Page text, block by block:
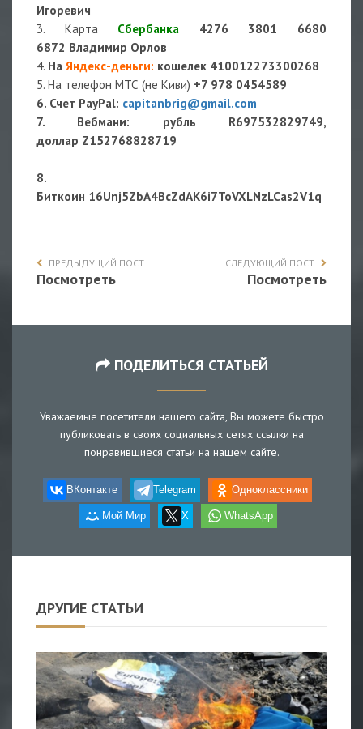
Игоревич
3. Карта Сбербанка 4276 3801 6680
6872 Владимир Орлов
4. На Яндекс-деньги: кошелек 410012273300268
5. На телефон МТС (не Киви) +7 978 0454589
6. Счет PayPal: capitanbrig@gmail.com
7. Вебмани: рубль R697532829749,
доллар Z152768828719
8.
Биткоин 16Unj5ZbA4BcZdAK6i7ToVXLNzLCas2V1q
ПРЕДЫДУЩИЙ ПОСТ
Посмотреть
СЛЕДУЮЩИЙ ПОСТ
Посмотреть
ПОДЕЛИТЬСЯ СТАТЬЕЙ
Уважаемые посетители нашего сайта, Вы можете быстро
публиковать в своих социальных сетях ссылки на
понравившиеся статьи на нашем сайте.
ВКонтакте Telegram Одноклассники
Мой Мир X WhatsApp
ДРУГИЕ СТАТЬИ